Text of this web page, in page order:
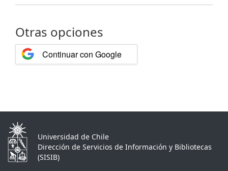
Otras opciones
Continuar con Google
Universidad de Chile
Dirección de Servicios de Información y Bibliotecas
(SISIB)